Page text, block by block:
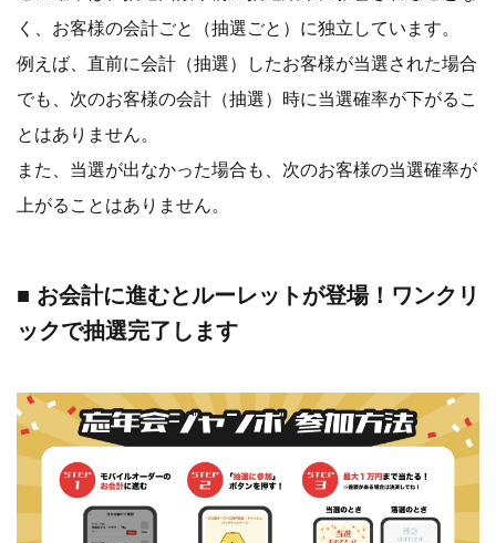
く、お客様の会計ごと（抽選ごと）に独立しています。
例えば、直前に会計（抽選）したお客様が当選された場合
でも、次のお客様の会計（抽選）時に当選確率が下がるこ
とはありません。
また、当選が出なかった場合も、次のお客様の当選確率が
上がることはありません。
■ お会計に進むとルーレットが登場！ワンクリ
ックで抽選完了します